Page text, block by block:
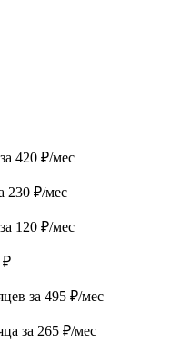
420 ₽/мес
230 ₽/мес
120 ₽/мес
₽
за 495 ₽/мес
за 265 ₽/мес